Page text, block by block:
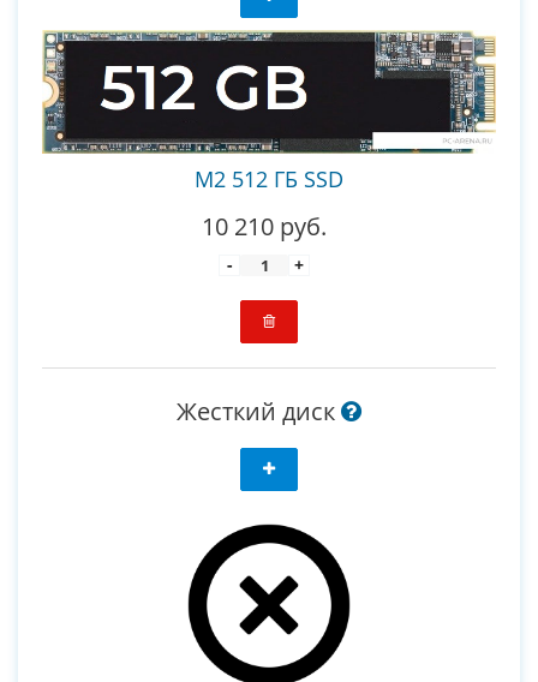
M2 512 ГБ SSD
10 210 руб.
- +
Жесткий диск